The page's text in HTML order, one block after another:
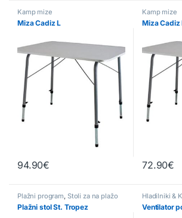
Kamp mize
Miza Cadiz L
94.90€
Kamp mize
Miza Cadiz
72.90€
Plažni program, Stoli za na plažo
Plažni stol St. Tropez
Hladilniki &
Ventilator